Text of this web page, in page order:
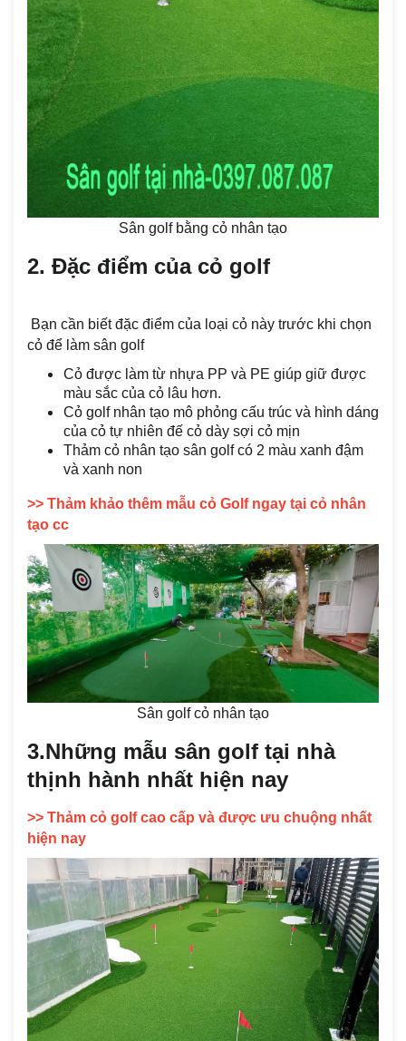
Sân golf bằng cỏ nhân tạo
2. Đặc điểm của cỏ golf
Bạn cần biết đặc điểm của loại cỏ này trước khi chọn
cỏ để làm sân golf
Cỏ được làm từ nhựa PP và PE giúp giữ được
màu sắc của cỏ lâu hơn.
Cỏ golf nhân tạo mô phỏng cấu trúc và hình dáng
của cỏ tự nhiên đế cỏ dày sợi cỏ mịn
Thảm cỏ nhân tạo sân golf có 2 màu xanh đậm
và xanh non
>> Thảm khảo thêm mẫu cỏ Golf ngay tại cỏ nhân
tạo cc
Sân golf cỏ nhân tạo
3.Những mẫu sân golf tại nhà
thịnh hành nhất hiện nay
>> Thảm cỏ golf cao cấp và được ưu chuộng nhất
hiện nay